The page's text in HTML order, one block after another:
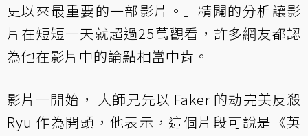
史以來最重要的一部影片。」精闢的分析讓影
片在短短一天就超過25萬觀看，許多網友都認
為他在影片中的論點相當中肯。
影片一開始， 大師兄先以 Faker 的劫完美反殺
Ryu 作為開頭，他表示，這個片段可說是《英